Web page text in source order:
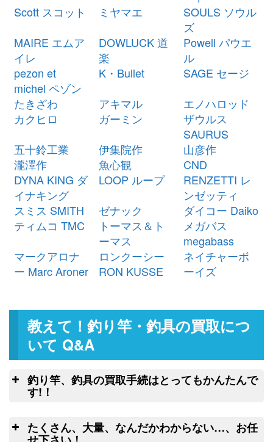
turi20260301
（2026/03/31迄）
スDC MD XG 右 未使用
釣具買取クーポンg-
turi20260302
（2026/03/31迄）
27,000円
2026/03/07
シマノ ベイトリール 20 カルカッ
タ コンクエスト DC 201HG 左 未
使用
turi20260303
（2026/03/31迄）
2026/03/07
シマノ ベイトリール 22 エクスセ
ンス DC XG 右 未使用
釣具買取クーポン
turi20260304
（2026/03/31迄）
24,000円
2026/03/07
シマノ ベイトリール 25 アルデバ
ラン DC 31XG 左 未使用
釣具買取クーポンg-
turi20260305（2026/03/31迄）
23,500円
2026/03/07
釣具買取クーポンg-
turi20260301 （2026/03/31迄）
2026/03/07
ダイワ ヘラ竿 枯法師N 13尺 未使
釣具買取クーポン
g-
turi20260302（2026/03/31迄）
ダイワ ヘラ竿 枯法師N 11尺 未使
釣具買取クーポンg-
Scott スコット
ミヤマエ
SOULS ソウル
ズ
MAIRE エムア
イレ
DOWLUCK 道
楽
Powell パウエ
ル
pezon et
michel ペゾン
K・Bullet
SAGE セージ
たきざわ
アキマル
エノハロッド
カクヒロ
ガーミン
ザウルス
SAURUS
五十鈴工業
伊集院作
山彦作
瀧澤作
魚心観
CND
DYNA KING ダ
イナキング
LOOP ループ
RENZETTI レ
ンゼッティ
スミス SMITH
ゼナック
ダイコー Daiko
ティムコ TMC
トーマス＆ト
ーマス
メガバス
megabass
マークアロナ
ー Marc Aroner
ロンクーシー
RON KUSSE
ネイチャーボ
ーイズ
教えて！釣り竿・釣具の買取につ
いて Q&A
釣り竿、釣具の買取手続はとってもかんたんで
す!！
釣
こちらのフォームよりクロネコヤマトの
たくさん、大量、なんだかわからない…、お任